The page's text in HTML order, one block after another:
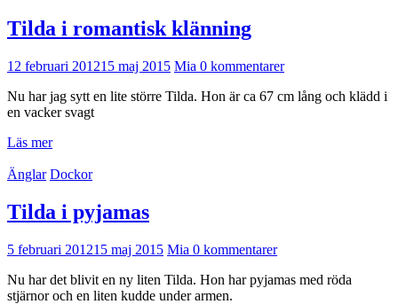
Tilda i romantisk klänning
12 februari 201215 maj 2015 Mia 0 kommentarer
Nu har jag sytt en lite större Tilda. Hon är ca 67 cm lång och klädd i
en vacker svagt
Läs mer
Änglar Dockor
Tilda i pyjamas
5 februari 201215 maj 2015 Mia 0 kommentarer
Nu har det blivit en ny liten Tilda. Hon har pyjamas med röda
stjärnor och en liten kudde under armen.